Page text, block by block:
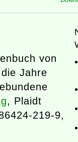
von
Jahre
, Plaidt
219-9,